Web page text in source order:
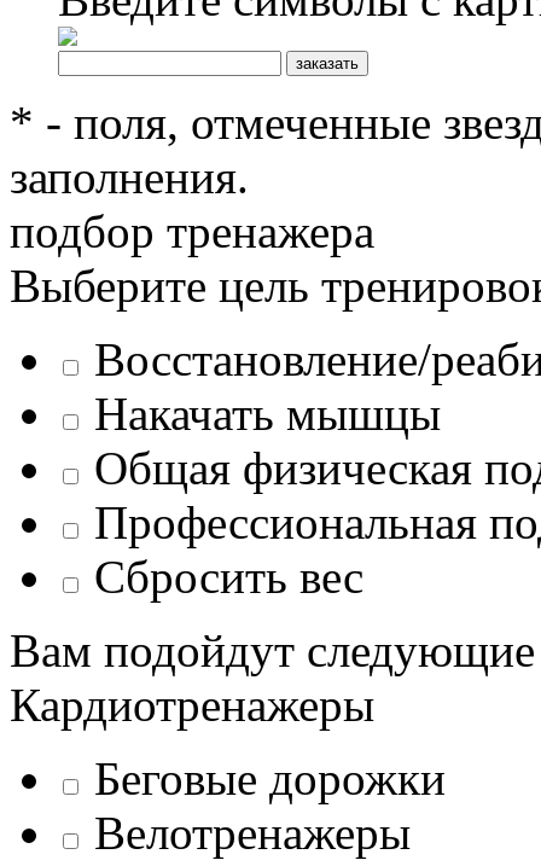
* - поля, отмеченные
заполнения.
подбор тренажера
Выберите цель
Восстановление/
Накачать мышцы
Общая физическая
Профессиональная
Сбросить вес
Вам подойдут
Кардиотренажеры
Беговые дорожки
Велотренажеры